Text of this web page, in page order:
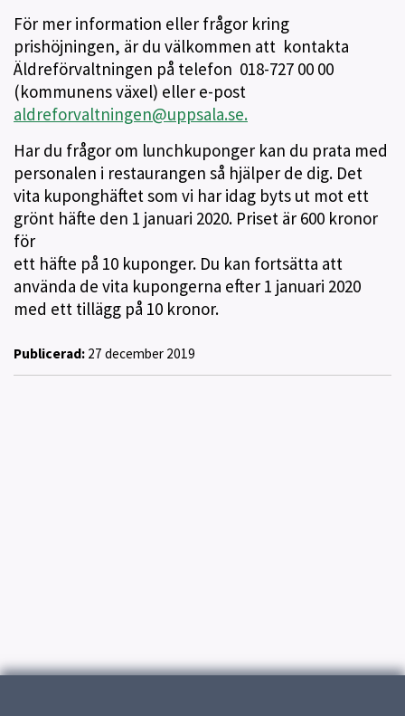
För mer information eller frågor kring
prishöjningen, är du välkommen att kontakta
Äldreförvaltningen på telefon 018-727 00 00
(kommunens växel) eller e-post
aldreforvaltningen@uppsala.se.
Har du frågor om lunchkuponger kan du prata med
personalen i restaurangen så hjälper de dig. Det
vita kuponghäftet som vi har idag byts ut mot ett
grönt häfte den 1 januari 2020. Priset är 600 kronor
för
ett häfte på 10 kuponger. Du kan fortsätta att
använda de vita kupongerna efter 1 januari 2020
med ett tillägg på 10 kronor.
Publicerad: 27 december 2019